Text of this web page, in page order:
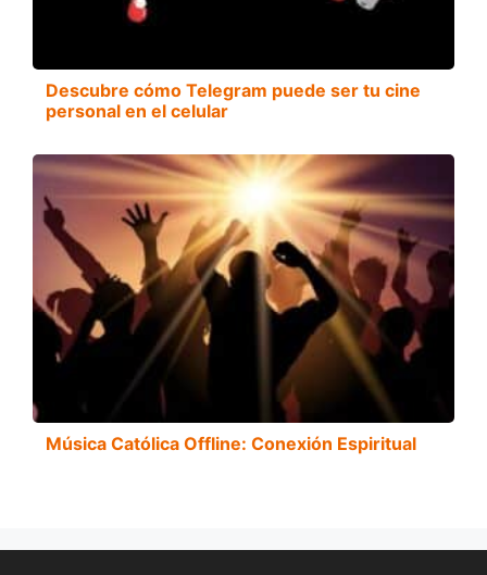
Descubre cómo Telegram puede ser tu cine
personal en el celular
Música Católica Offline: Conexión Espiritual